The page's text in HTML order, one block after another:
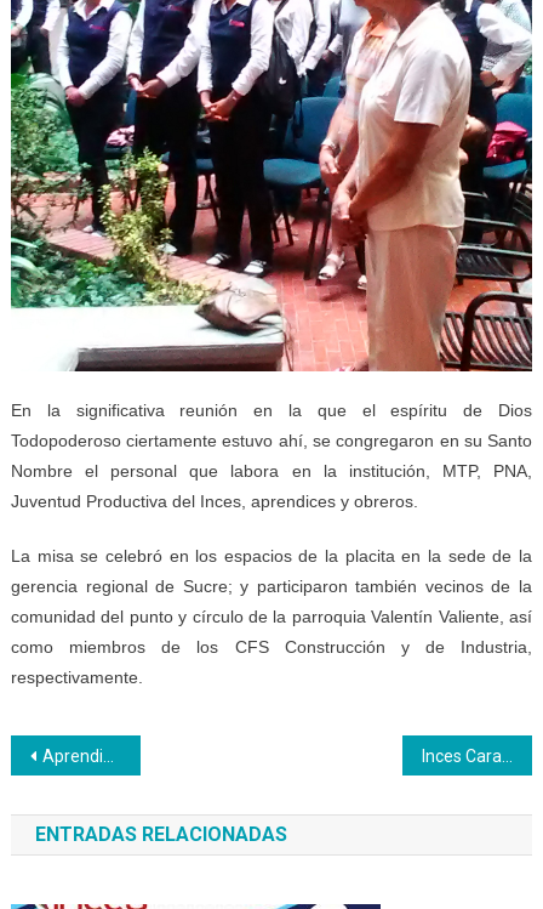
En la significativa reunión en la que el espíritu de Dios
Todopoderoso ciertamente estuvo ahí, se congregaron en su Santo
Nombre el personal que labora en la institución, MTP, PNA,
Juventud Productiva del Inces, aprendices y obreros.
La misa se celebró en los espacios de la placita en la sede de la
gerencia regional de Sucre; y participaron también vecinos de la
comunidad del punto y círculo de la parroquia Valentín Valiente, así
como miembros de los CFS Construcción y de Industria,
respectivamente.
Navegación
de
entradas
Aprendices tomaron semáforos de Valera en respaldo a la formación productiva
ENTRADAS RELACIONADAS